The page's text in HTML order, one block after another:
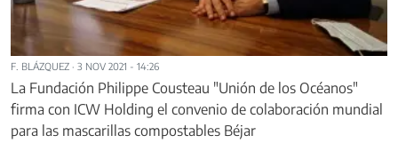
F. BLÁZQUEZ · 3 NOV 2021 - 14:26
La Fundación Philippe Cousteau "Unión de los Océanos"
firma con ICW Holding el convenio de colaboración mundial
para las mascarillas compostables Béjar